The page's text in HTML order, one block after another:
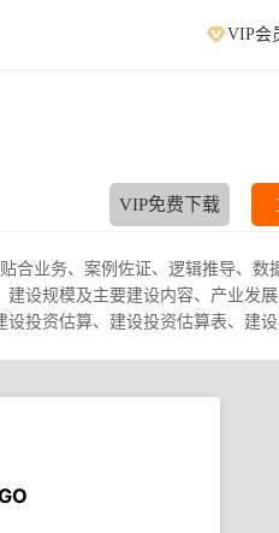
VIP会
VIP免费下载
合业务、案例佐证、逻辑推导、数
设规模及主要建设内容、产业发
投资估算、建设投资估算表、建